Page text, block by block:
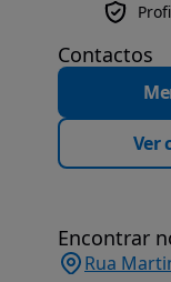
Contactos
Ver
Encontrar
Rua